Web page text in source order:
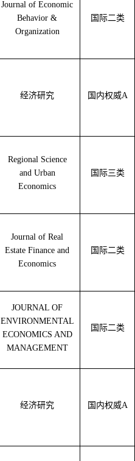
Journal of Economic
Behavior &
Organization
国际二类
经济研究 国内权威A
Regional Science
and Urban
Economics
国际三类
Journal of Real
Estate Finance and
Economics
国际二类
JOURNAL OF
ENVIRONMENTAL
ECONOMICS AND
MANAGEMENT
国际二类
经济研究 国内权威A